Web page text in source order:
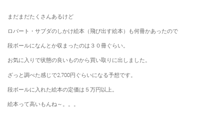
まだまだたくさんあるけど
ロバート・サブダのしかけ絵本（飛び出す絵本）も何冊かあったので
段ボールになんとか収まったのは３０冊ぐらい。
お気に入りで状態の良いものから買い取りに出しました。
ざっと調べた感じで2,700円ぐらいになる予想です。
段ボールに入れた絵本の定価は５万円以上。
絵本って高いもんね～。。。